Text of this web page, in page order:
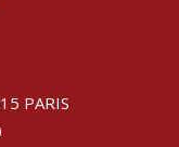
PARIS